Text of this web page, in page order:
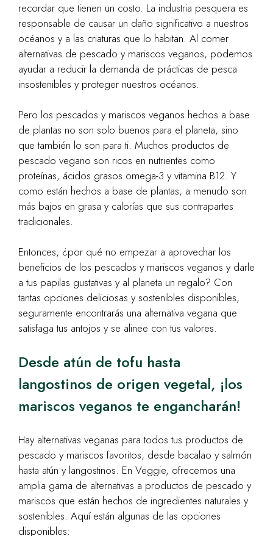
recordar que tienen un costo. La industria pesquera es
responsable de causar un daño significativo a nuestros
océanos y a las criaturas que lo habitan. Al comer
alternativas de pescado y mariscos veganos, podemos
ayudar a reducir la demanda de prácticas de pesca
insostenibles y proteger nuestros océanos.
Pero los pescados y mariscos veganos hechos a base
de plantas no son solo buenos para el planeta, sino
que también lo son para ti. Muchos productos de
pescado vegano son ricos en nutrientes como
proteínas, ácidos grasos omega-3 y vitamina B12. Y
como están hechos a base de plantas, a menudo son
más bajos en grasa y calorías que sus contrapartes
tradicionales.
Entonces, ¿por qué no empezar a aprovechar los
beneficios de los pescados y mariscos veganos y darle
a tus papilas gustativas y al planeta un regalo? Con
tantas opciones deliciosas y sostenibles disponibles,
seguramente encontrarás una alternativa vegana que
satisfaga tus antojos y se alinee con tus valores.
Desde atún de tofu hasta
langostinos de origen vegetal, ¡los
mariscos veganos te engancharán!
Hay alternativas veganas para todos tus productos de
pescado y mariscos favoritos, desde bacalao y salmón
hasta atún y langostinos. En Veggie, ofrecemos una
amplia gama de alternativas a productos de pescado y
mariscos que están hechos de ingredientes naturales y
sostenibles. Aquí están algunas de las opciones
disponibles: